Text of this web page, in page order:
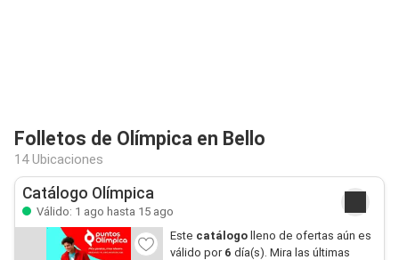
Folletos de Olímpica en Bello
14 Ubicaciones
Catálogo Olímpica
Válido: 1 ago hasta 15 ago
Este catálogolleno de ofertas aún es
válido por 6 día(s). Mira las últimas